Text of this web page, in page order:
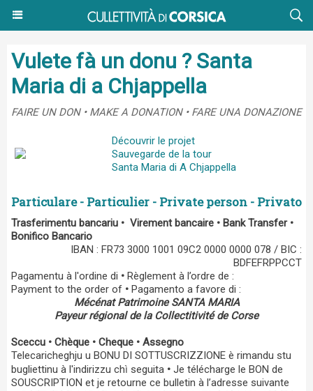
Vulete fà un donu ? Santa
Maria di a Chjappella
FAIRE UN DON • MAKE A DONATION • FARE UNA DONAZIONE
Découvrir le projet
Sauvegarde de la tour
Santa Maria di A Chjappella
Particulare - Particulier - Private person - Privato
Trasferimentu bancariu • Virement bancaire • Bank Transfer •
Bonifico Bancario
IBAN : FR73 3000 1001 09C2 0000 0000 078 / BIC :
BDFEFRPPCCT
Pagamentu à l'ordine di • Règlement à l’ordre de :
Payment to the order of • Pagamento a favore di :
Mécénat Patrimoine SANTA MARIA
Payeur régional de la Collectitivité de Corse
Sceccu • Chèque • Cheque • Assegno
Telecaricheghju u BONU DI SOTTUSCRIZZIONE è rimandu stu
bugliettinu à l'indirizzu chì seguita • Je télécharge le BON de
SOUSCRIPTION et je retourne ce bulletin à l’adresse suivante